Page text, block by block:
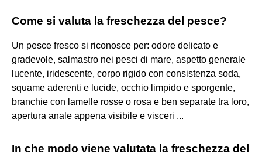
Come si valuta la freschezza del pesce?
Un pesce fresco si riconosce per: odore delicato e
gradevole, salmastro nei pesci di mare, aspetto generale
lucente, iridescente, corpo rigido con consistenza soda,
squame aderenti e lucide, occhio limpido e sporgente,
branchie con lamelle rosse o rosa e ben separate tra loro,
apertura anale appena visibile e visceri ...
In che modo viene valutata la freschezza del